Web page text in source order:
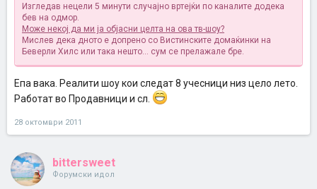
Изгледав нецели 5 минути случајно вртејќи по каналите додека
бев на одмор.
Може некој да ми ја објасни целта на ова тв-шоу?
Мислев дека дното е допрено со Вистинските домаќинки на
Беверли Хилс или така нешто... сум се прелажале бре.
Епа вака. Реалити шоу кои следат 8 учесници низ цело лето.
Работат во Продавници и сл.
28 октомври 2011
bittersweet
Форумски идол